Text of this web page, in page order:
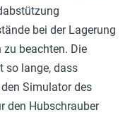
bei der Lagerung
beachten. Die
so lange, dass
Simulator des
den Hubschrauber